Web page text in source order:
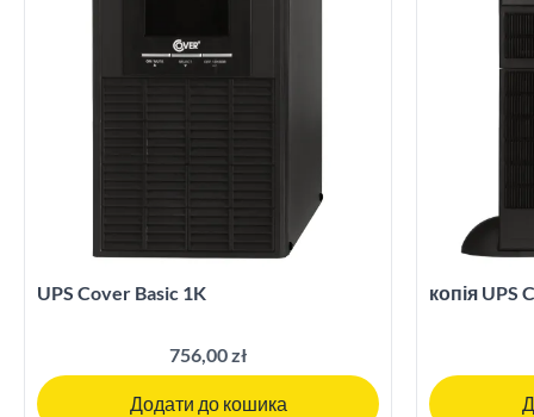
UPS Cover Basic 1K
756,00 zł
Додати до кошика
копія UPS